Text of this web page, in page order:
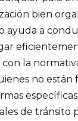
bien
ayuda a
la
no están
de tránsito